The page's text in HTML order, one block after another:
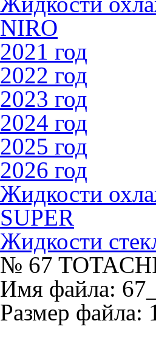
NIRO
2021 год
2022 год
2023 год
2024 год
2025 год
2026 год
Жидкости
SUPER
Жидкости
№ 67
Имя файла:
Размер файла: